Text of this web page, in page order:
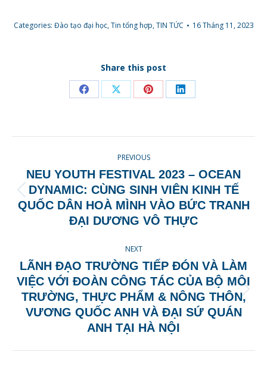
Categories: Đào tạo đại học,Tin tổng hợp,TIN TỨC 16 Tháng 11, 2023
Share this post
Share Share Share Share
NAVIGATION
PREVIOUS
Previous
post:
NEU YOUTH FESTIVAL 2023 – OCEAN
DYNAMIC: CÙNG SINH VIÊN KINH TẾ
QUỐC DÂN HOÀ MÌNH VÀO BỨC TRANH
ĐẠI DƯƠNG VÔ THỰC
NEXT
Next
post:
LÃNH ĐẠO TRƯỜNG TIẾP ĐÓN VÀ LÀM
VIỆC VỚI ĐOÀN CÔNG TÁC CỦA BỘ MÔI
TRƯỜNG, THỰC PHẨM & NÔNG THÔN,
VƯƠNG QUỐC ANH VÀ ĐẠI SỨ QUÁN
ANH TẠI HÀ NỘI